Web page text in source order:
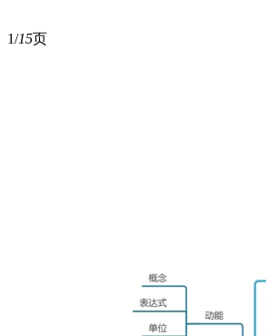
1/15页